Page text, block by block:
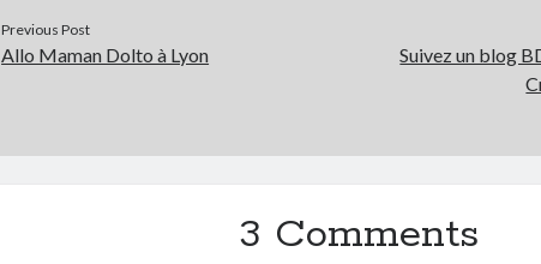
Previous Post
Allo Maman Dolto à Lyon
Suivez un blog
3 Comments